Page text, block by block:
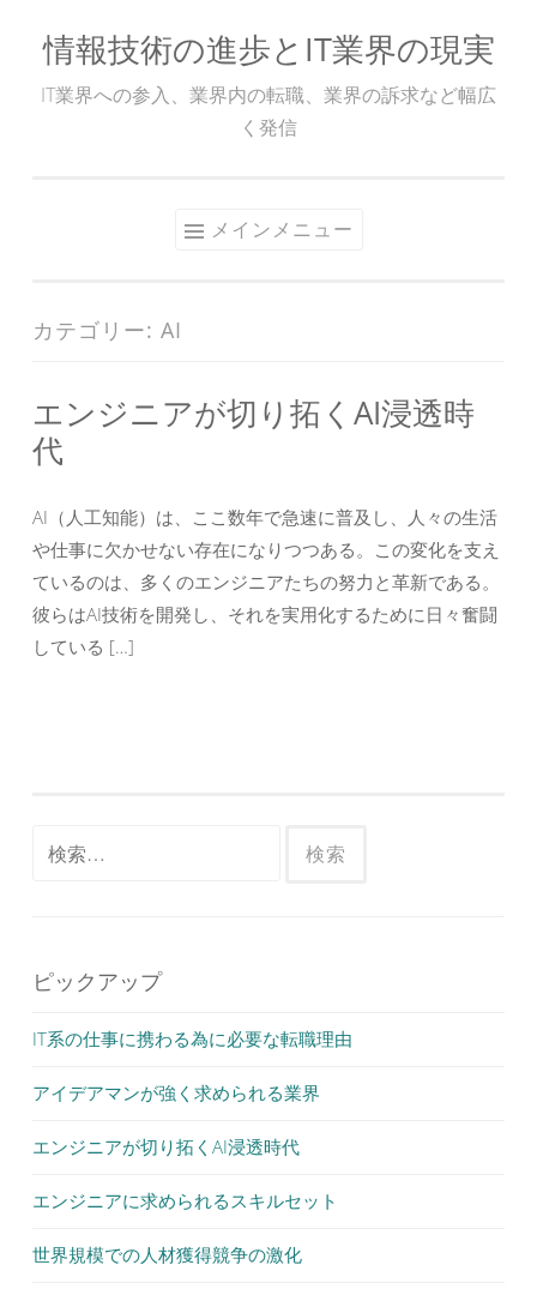
コ
プ
情報技術の進歩とIT業界の現実
IT業界への参入、業界内の転職、業界の訴求など幅広
く発信
メインメニュー
カテゴリー: AI
エンジニアが切り拓くAI浸透時
代
AI（人工知能）は、ここ数年で急速に普及し、人々の生活
や仕事に欠かせない存在になりつつある。この変化を支え
ているのは、多くのエンジニアたちの努力と革新である。
彼らはAI技術を開発し、それを実用化するために日々奮闘
している […]
ピックアップ
IT系の仕事に携わる為に必要な転職理由
アイデアマンが強く求められる業界
エンジニアが切り拓くAI浸透時代
エンジニアに求められるスキルセット
世界規模での人材獲得競争の激化